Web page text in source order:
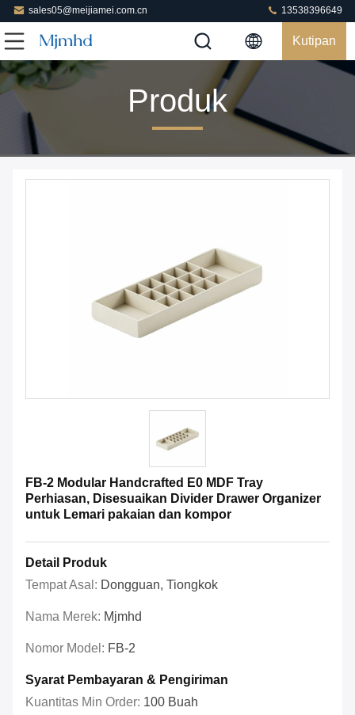
sales05@meijiamei.com.cn 13538396649
Kutipan
Produk
FB-2 Modular Handcrafted E0 MDF Tray
Perhiasan, Disesuaikan Divider Drawer Organizer
untuk Lemari pakaian dan kompor
Detail Produk
Tempat Asal: Dongguan, Tiongkok
Nama Merek: Mjmhd
Nomor Model: FB-2
Syarat Pembayaran & Pengiriman
Kuantitas Min Order: 100 Buah